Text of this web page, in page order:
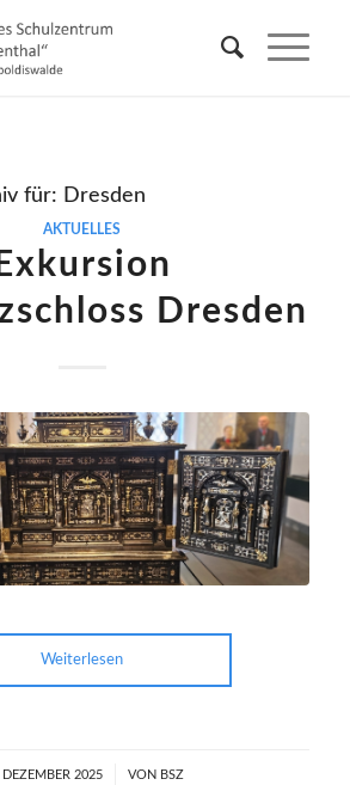
für: Dresden
AKTUELLES
Exkursion
Dresden
Weiterlesen
DEZEMBER 2025
/ VON BSZ